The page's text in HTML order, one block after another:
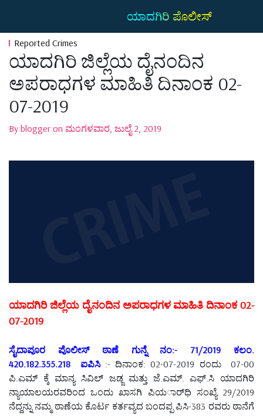
ಯಾದಗಿರಿ ಪೊಲೀಸ್
Reported Crimes
ಯಾದಗಿರಿ ಜಿಲ್ಲೆಯ ದೈನಂದಿನ
ಅಪರಾಧಗಳ ಮಾಹಿತಿ ದಿನಾಂಕ 02-
07-2019
By blogger on ಮಂಗಳವಾರ, ಜುಲೈ 2, 2019
ಯಾದಗಿರಿ ಜಿಲ್ಲೆಯ ದೈನಂದಿನ ಅಪರಾಧಗಳ ಮಾಹಿತಿ ದಿನಾಂಕ 02-
07-2019
ಸೈದಾಪೂರ ಪೊಲೀಸ್ ಠಾಣೆ ಗುನ್ನೆ ನಂ:- 71/2019 ಕಲಂ.
420.182.355.218 ಐಪಿಸಿ :- ದಿನಾಂಕ: 02-07-2019 ರಂದು 07-00
ಪಿ.ಎಮ್ ಕ್ಕೆ ಮಾನ್ಯ ಸಿವಿಲ್ ಜಡ್ಜ ಮತ್ತು ಜೆ.ಎಮ್. ಎಫ್.ಸಿ ಯಾದಗಿರಿ
ನ್ಯಾಯಾಲಯರವರಿಂದ ಒಂದು ಖಾಸಗಿ ಪಿಯರ್ಾಧಿ ಸಂಖ್ಯೆ 29/2019
ನೆದ್ದನ್ನು ನಮ್ಮ ಠಾಣೆಯ ಕೊರ್ಟ ಕರ್ತವ್ಯದ ಬಂದಪ್ಪ ಪಿಸಿ-383 ರವರು ಠಾನೆಗೆ